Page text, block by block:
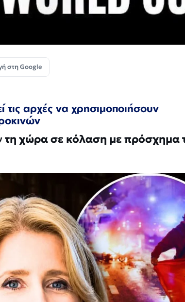
στη Google
τις αρχές να χρησιμοποιήσουν
τη χώρα σε κόλαση με πρόσχημα